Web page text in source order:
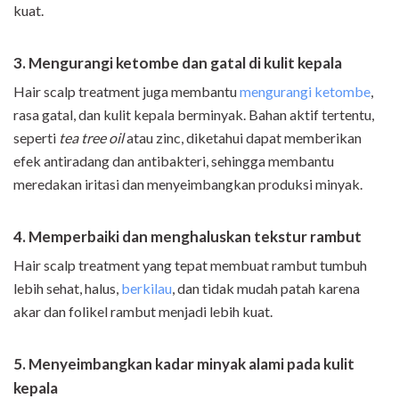
kuat.
3. Mengurangi ketombe dan gatal di kulit kepala
Hair scalp treatment juga membantumengurangi ketombe
rasa gatal, dan kulit kepala berminyak. Bahan aktif tertentu,
seperti tea tree oilatau zinc, diketahui dapat memberikan
efek antiradang dan antibakteri, sehingga membantu
meredakan iritasi dan menyeimbangkan produksi minyak.
4.Memperbaiki dan menghaluskan tekstur rambut
Hair scalp treatment yang tepat membuat rambut tumbuh
lebih sehat, halus, berkilau , dan tidak mudah patah karena
akar dan folikel rambut menjadi lebih kuat.
5.Menyeimbangkan kadar minyak alami pada kulit
kepala